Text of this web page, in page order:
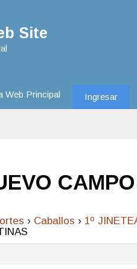
Site
Web Principal Ingresar
› Caballos › 1º